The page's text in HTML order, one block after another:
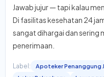
Jawab jujur — tapi kalau
Di fasilitas kesehatan 24
sangat dihargai dan sering
penerimaan.
Label: Apoteker Penanggung